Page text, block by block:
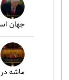
جهان
ماشه